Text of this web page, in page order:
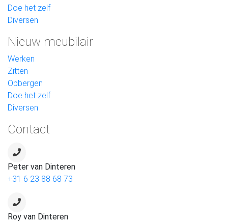
Doe het zelf
Diversen
Nieuw meubilair
Werken
Zitten
Opbergen
Doe het zelf
Diversen
Contact
Peter van Dinteren
+31 6 23 88 68 73
Roy van Dinteren